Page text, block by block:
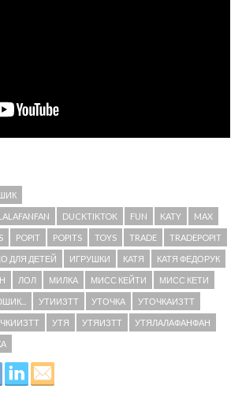
DUCKTIKTOK FUN KATY MAX
POPIT POPITS TOYS TRADE TRADEPOPIT
ДЛЯ ДЕТЕЙ ИГРУШКИ КАТЯ КАТЯ ФЕДОРУК
ЛОЛ МИЛКА МИСС КЕЙТИ МИСС КЕТИ
УТИИЗТТ УТОЧКА УТОЧКАИЗТТ
УТЯ УТЯИЗТТ УТЯЛАЛАФАНФАН